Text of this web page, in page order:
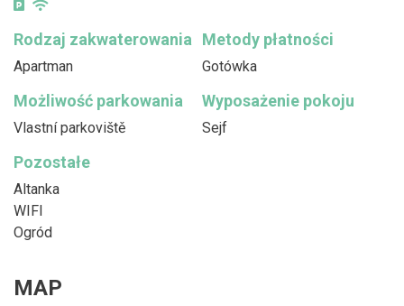
Rodzaj zakwaterowania
Apartman
Metody płatności
Gotówka
Możliwość parkowania
Vlastní parkoviště
Wyposażenie pokoju
Sejf
Pozostałe
Altanka
WIFI
Ogród
MAP